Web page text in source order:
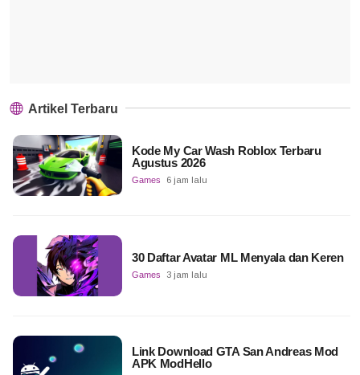
Artikel Terbaru
Kode My Car Wash Roblox Terbaru
Agustus 2026
Games 6 jam lalu
30 Daftar Avatar ML Menyala dan Keren
Games 3 jam lalu
Link Download GTA San Andreas Mod
APK ModHello